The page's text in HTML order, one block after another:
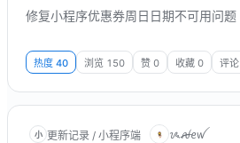
修复小程序优惠券周日日期不可用问题
热度 40 浏览 150 赞 0 收藏 0 评论
小 更新记录 / 小程序端 ᝰꫛꫀꪝ